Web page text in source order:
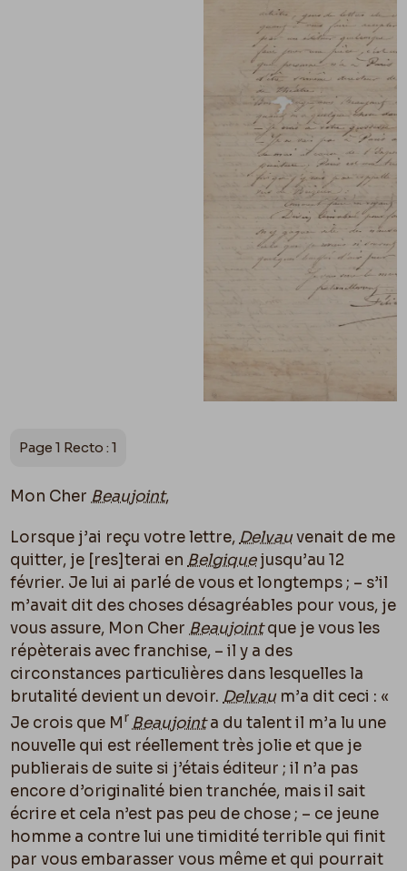
Belgique, Bruxelles, Bibliothèque royale de
Belgique, Cabinet des Manuscrits
Page 1 Recto : 1
Mon Cher Beaujoint,
Lorsque j’ai reçu votre lettre, Delvauvenait de me
quitter, je [res]terai en Belgiquejusqu’au 12
février. Je lui ai parlé de vous et longtemps ; – s’il
m’avait dit des choses désagréables pour vous, je
vous assure, Mon Cher Beaujointque je vous les
répèterais avec franchise, – il y a des
circonstances particulières dans lesquelles la
brutalité devient un devoir. Delvaum’a dit ceci : «
Je crois que Mr Beaujointa du talent il m’a lu une
nouvelle qui est réellement très jolie et que je
publierais de suite si j’étais éditeur ; il n’a pas
encore d’originalité bien tranchée, mais il sait
écrire et cela n’est pas peu de chose ; – ce jeune
homme a contre lui une timidité terrible qui finit
par vous embarasser vous même et qui pourrait